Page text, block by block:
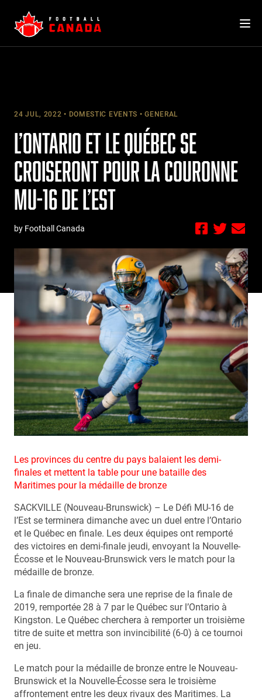
content
24 JUL, 2022 DOMESTIC EVENTS GENERAL
L’ONTARIO ET LE QUÉBEC SE
CROISERONT POUR LA COURONNE
MU-16 DE L’EST
by Football Canada
Les provinces du centre du pays balaient les demi-
finales et mettent la table pour une bataille des
Maritimes pour la médaille de bronze
SACKVILLE (Nouveau-Brunswick) – Le Défi MU-16 de
l’Est se terminera dimanche avec un duel entre l’Ontario
et le Québec en finale. Les deux équipes ont remporté
des victoires en demi-finale jeudi, envoyant la Nouvelle-
Écosse et le Nouveau-Brunswick vers le match pour la
médaille de bronze.
La finale de dimanche sera une reprise de la finale de
2019, remportée 28 à 7 par le Québec sur l’Ontario à
Kingston. Le Québec cherchera à remporter un troisième
titre de suite et mettra son invincibilité (6-0) à ce tournoi
en jeu.
Le match pour la médaille de bronze entre le Nouveau-
Brunswick et la Nouvelle-Écosse sera le troisième
affrontement entre les deux rivaux des Maritimes. La